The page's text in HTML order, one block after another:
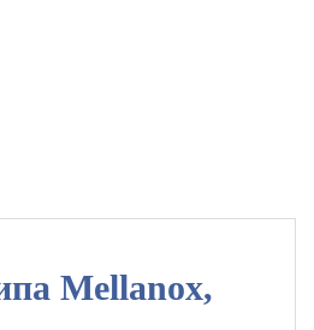
Mellanox,